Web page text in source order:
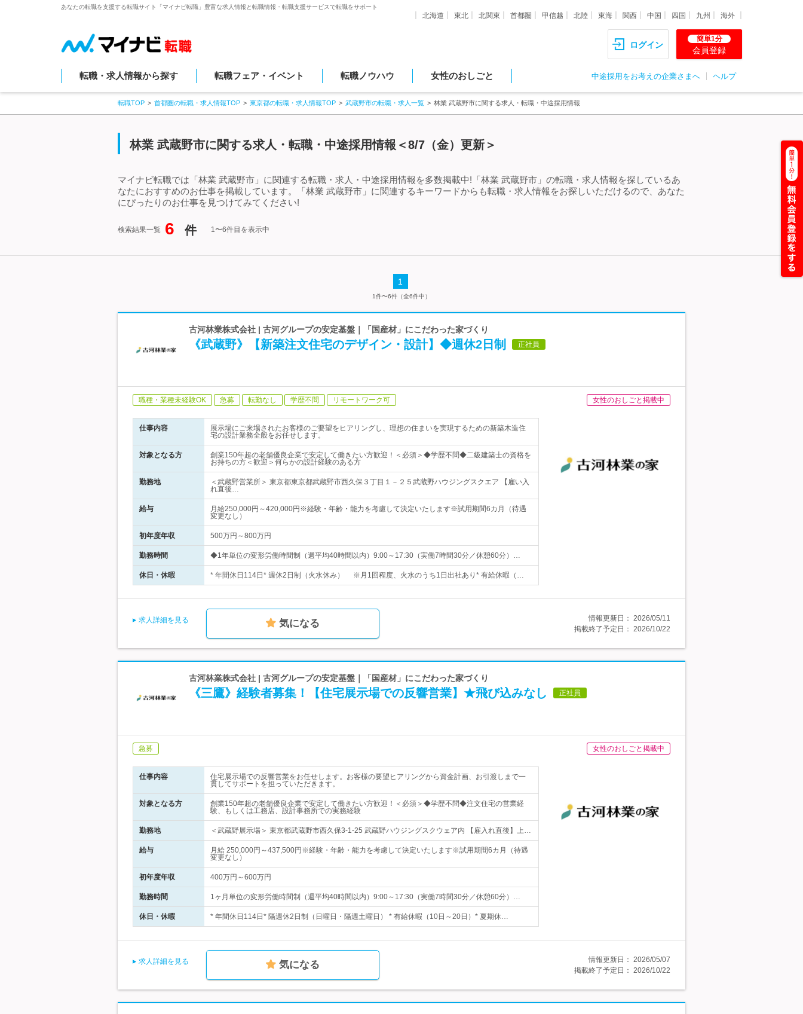
あなたの転職を支援する転職サイト「マイナビ転職」豊富な求人情報と転職情報・転職支援サービスで転職をサポート
北海道 東北 北関東 首都圏 甲信越 北陸 東海 関西 中国 四国 九州 海外
ログイン
簡単1分
会員登録
転職・求人情報から探す 転職フェア・イベント 転職ノウハウ 女性のおしごと 中途採用をお考えの企業さまへ ヘルプ
転職TOP 首都圏の転職・求人情報TOP 東京都の転職・求人情報TOP 武蔵野市の転職・求人一覧 林業 武蔵野市に関する求人・転職・中途採用情報
林業 武蔵野市に関する求人・転職・中途採用情報＜8/7（金）更新＞
マイナビ転職では「林業 武蔵野市」に関連する転職・求人・中途採用情報を多数掲載中!「林業 武蔵野市」の転職・求人情報を探しているあ
なたにおすすめのお仕事を掲載しています。「林業 武蔵野市」に関連するキーワードからも転職・求人情報をお探しいただけるので、あなた
にぴったりのお仕事を見つけてみてください!
検索結果一覧 6 件 1〜6件目を表示中
1
1件〜6件（全6件中）
古河林業株式会社 | 古河グループの安定基盤｜「国産材」にこだわった家づくり
《武蔵野》【新築注文住宅のデザイン・設計】◆週休2日制 正社員
職種・業種未経験OK 急募 転勤なし 学歴不問 リモートワーク可 女性のおしごと掲載中
仕事内容
展示場にご来場されたお客様のご要望をヒアリングし、理想の住まいを実現するための新築木造住
宅の設計業務全般をお任せします。
対象となる方
創業150年超の老舗優良企業で安定して働きたい方歓迎！＜必須＞◆学歴不問◆二級建築士の資格を
お持ちの方＜歓迎＞何らかの設計経験のある方
勤務地
＜武蔵野営業所＞ 東京都東京都武蔵野市西久保３丁目１－２５武蔵野ハウジングスクエア 【雇い入
れ直後…
給与
月給250,000円～420,000円※経験・年齢・能力を考慮して決定いたします※試用期間6カ月（待遇
変更なし）
初年度年収 500万円～800万円
勤務時間 ◆1年単位の変形労働時間制（週平均40時間以内）9:00～17:30（実働7時間30分／休憩60分）…
休日・休暇 * 年間休日114日* 週休2日制（火水休み） ※月1回程度、火水のうち1日出社あり* 有給休暇（…
求人詳細を見る 気になる 情報更新日： 2026/05/11
掲載終了予定日： 2026/10/22
古河林業株式会社 | 古河グループの安定基盤｜「国産材」にこだわった家づくり
《三鷹》経験者募集！【住宅展示場での反響営業】★飛び込みなし 正社員
急募 女性のおしごと掲載中
仕事内容
住宅展示場での反響営業をお任せします。お客様の要望ヒアリングから資金計画、お引渡しまで一
貫してサポートを担っていただきます。
対象となる方
創業150年超の老舗優良企業で安定して働きたい方歓迎！＜必須＞◆学歴不問◆注文住宅の営業経
験、もしくは工務店、設計事務所での実務経験
勤務地 ＜武蔵野展示場＞ 東京都武蔵野市西久保3-1-25 武蔵野ハウジングスクウェア内 【雇入れ直後】上…
給与
月給 250,000円～437,500円※経験・年齢・能力を考慮して決定いたします※試用期間6カ月（待遇
変更なし）
初年度年収 400万円～600万円
勤務時間 1ヶ月単位の変形労働時間制（週平均40時間以内）9:00～17:30（実働7時間30分／休憩60分）…
休日・休暇 * 年間休日114日* 隔週休2日制（日曜日・隔週土曜日） * 有給休暇（10日～20日）* 夏期休…
求人詳細を見る 気になる 情報更新日： 2026/05/07
掲載終了予定日： 2026/10/22